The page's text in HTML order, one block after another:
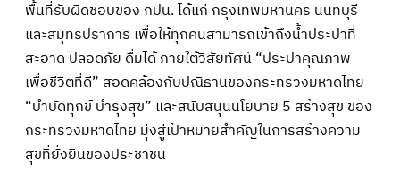
พื้นที่รับผิดชอบของ กปน. ได้แก่ กรุงเทพมหานคร นนทบุรี
และสมุทรปราการ เพื่อให้ทุกคนสามารถเข้าถึงน้ำประปาที่
สะอาด ปลอดภัย ดื่มได้ ภายใต้วิสัยทัศน์ “ประปาคุณภาพ
เพื่อชีวิตที่ดี” สอดคล้องกับปณิธานของกระทรวงมหาดไทย
“บำบัดทุกข์ บำรุงสุข” และสนับสนุนนโยบาย 5 สร้างสุข ของ
กระทรวงมหาดไทย มุ่งสู่เป้าหมายสำคัญในการสร้างความ
สุขที่ยั่งยืนของประชาชน